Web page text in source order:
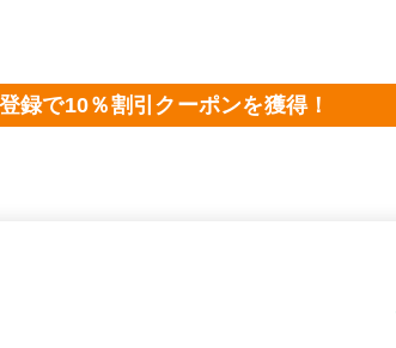
録で10％割引クーポンを獲得！